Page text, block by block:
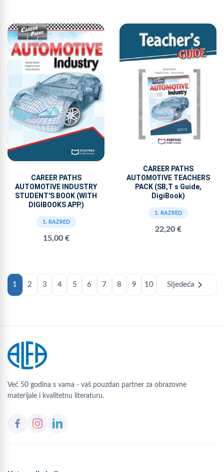
CAREER PATHS
AUTOMOTIVE INDUSTRY
STUDENT'S BOOK (WITH
DIGIBOOKS APP.)
1. RAZRED
15,00 €
CAREER PATHS
AUTOMOTIVE TEACHERS
PACK (SB,T s Guide,
DigiBook)
1. RAZRED
22,20 €
1 2 3 4 5 6 7 8 9 10 Sljedećachevron_right
Već 50 godina s vama - vaš pouzdan partner za obrazovne
materijale i kvalitetnu literaturu.